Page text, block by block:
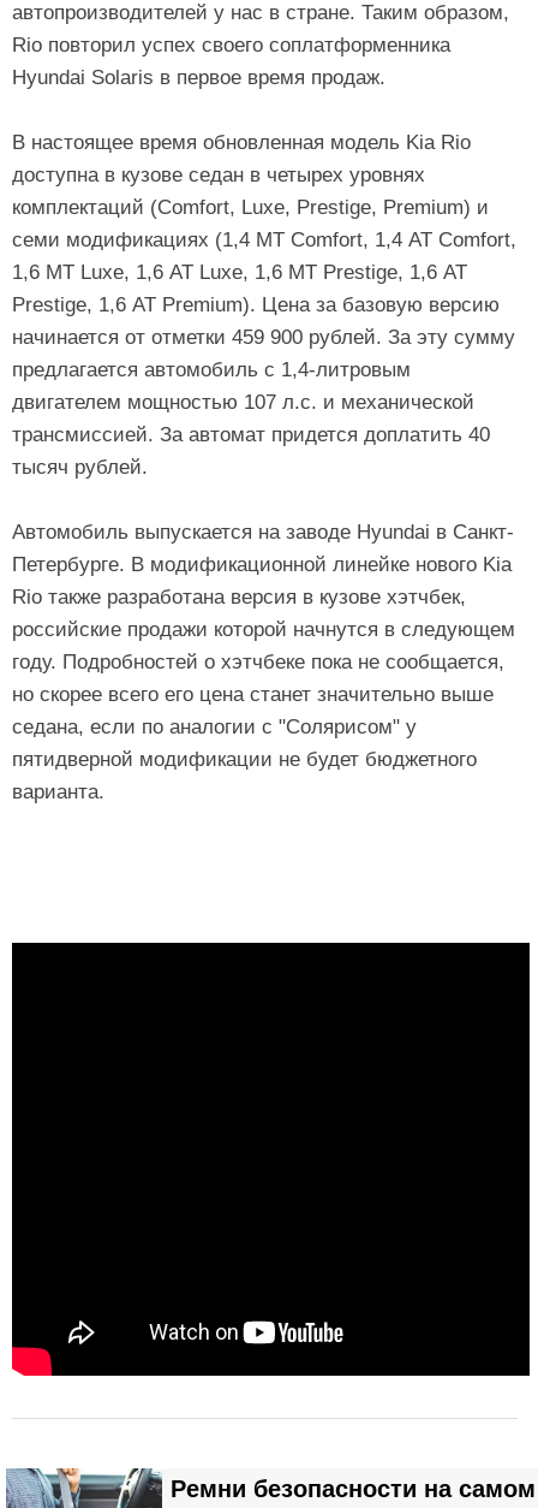
автопроизводителей у нас в стране. Таким образом,
Rio повторил успех своего соплатформенника
Hyundai Solaris в первое время продаж.
В настоящее время обновленная модель Kia Rio
доступна в кузове седан в четырех уровнях
комплектаций (Comfort, Luxe, Prestige, Premium) и
семи модификациях (1,4 МТ Comfort, 1,4 АТ Comfort,
1,6 МТ Luxe, 1,6 АТ Luxe, 1,6 МТ Prestige, 1,6 АТ
Prestige, 1,6 АТ Premium). Цена за базовую версию
начинается от отметки 459 900 рублей. За эту сумму
предлагается автомобиль с 1,4-литровым
двигателем мощностью 107 л.с. и механической
трансмиссией. За автомат придется доплатить 40
тысяч рублей.
Автомобиль выпускается на заводе Hyundai в Санкт-
Петербурге. В модификационной линейке нового Kia
Rio также разработана версия в кузове хэтчбек,
российские продажи которой начнутся в следующем
году. Подробностей о хэтчбеке пока не сообщается,
но скорее всего его цена станет значительно выше
седана, если по аналогии с "Солярисом" у
пятидверной модификации не будет бюджетного
варианта.
Ремни безопасности на самом